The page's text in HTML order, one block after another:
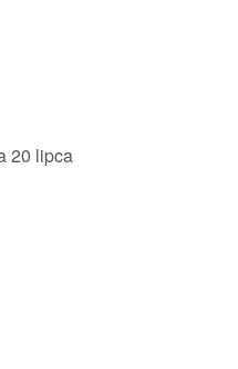
20 lipca